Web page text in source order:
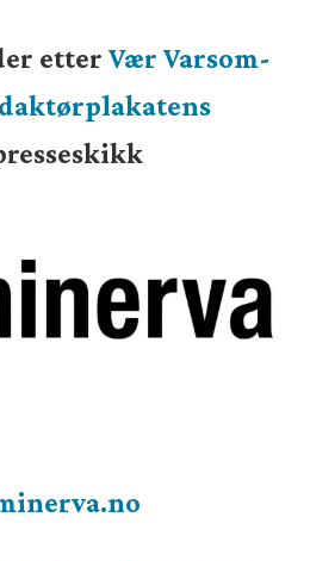
etterVær Varsom-